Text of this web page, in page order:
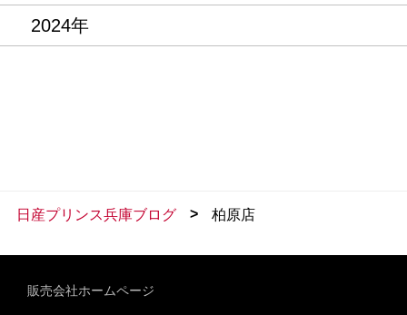
2024年
日産プリンス兵庫ブログ > 柏原店
販売会社ホームページ